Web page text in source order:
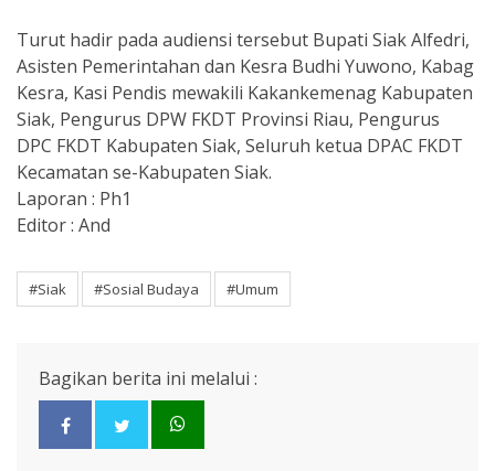
Turut hadir pada audiensi tersebut Bupati Siak Alfedri,
Asisten Pemerintahan dan Kesra Budhi Yuwono, Kabag
Kesra, Kasi Pendis mewakili Kakankemenag Kabupaten
Siak, Pengurus DPW FKDT Provinsi Riau, Pengurus
DPC FKDT Kabupaten Siak, Seluruh ketua DPAC FKDT
Kecamatan se-Kabupaten Siak.
Laporan : Ph1
Editor : And
#Siak #Sosial Budaya #Umum
Bagikan berita ini melalui :